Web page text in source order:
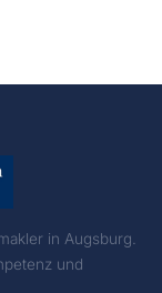
in Augsburg.
und